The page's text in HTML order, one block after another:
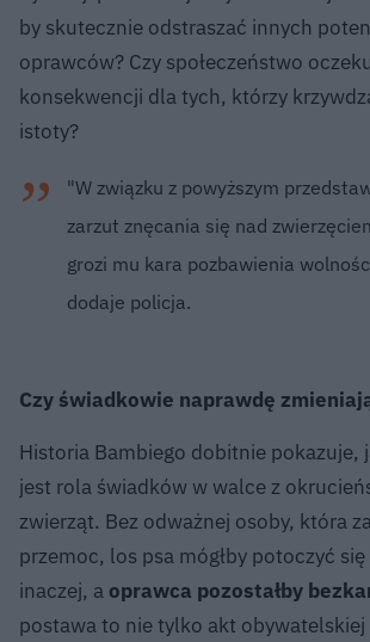
by skutecznie odstraszać innych
oprawców? Czy społeczeństwo
konsekwencji dla tych, którzy
istoty?
"W związku z powyższym
zarzut znęcania się nad
grozi mu kara pozbawienia
dodaje policja.
Czy świadkowie naprawdę
Historia Bambiego dobitnie pokazuje,
jest rola świadków w walce z
zwierząt. Bez odważnej osoby, która
przemoc, los psa mógłby potoczyć się
inaczej, aoprawca pozostałby
postawa to nie tylko akt obywatelskiej